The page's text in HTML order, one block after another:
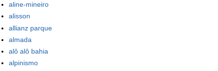
aline-mineiro
alisson
allianz parque
almada
alô alô bahia
alpinismo